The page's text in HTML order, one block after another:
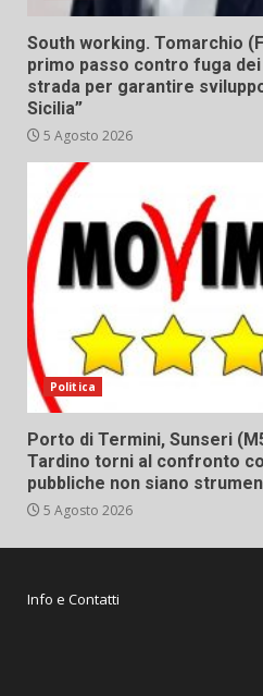
South working. Tomarchio
primo passo contro fuga
strada per garantire
Sicilia”
5 Agosto 2026
Politica
Porto di Termini, Sunseri
Tardino torni al confronto
pubbliche non siano
5 Agosto 2026
Info e Contatti